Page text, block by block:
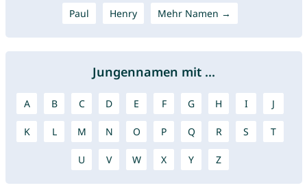
Paul Henry Mehr Namen →
Jungennamen mit ...
A B C D E F G H I J
K L M N O P Q R S T
U V W X Y Z